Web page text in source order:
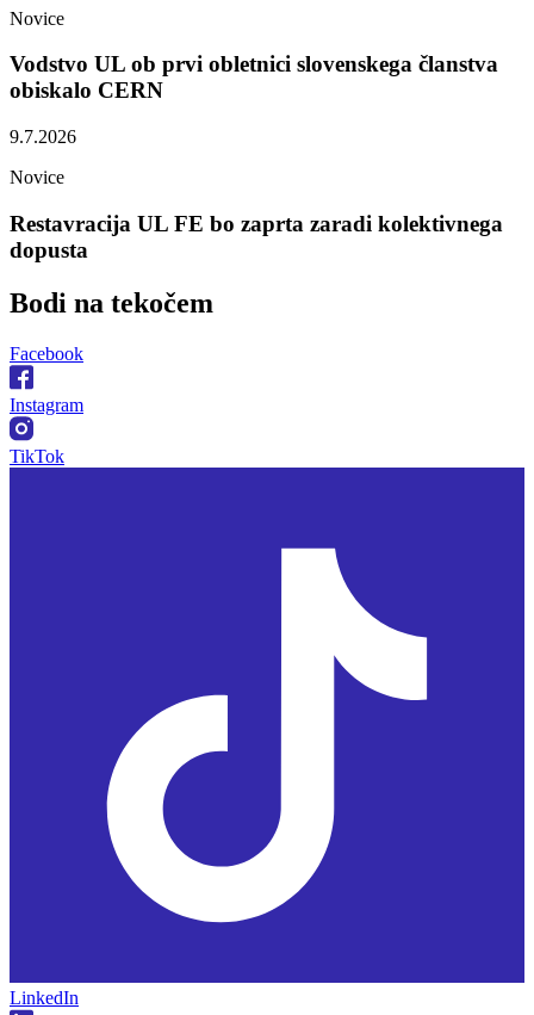
Novice
Vodstvo UL ob prvi obletnici slovenskega članstva
obiskalo CERN
9.7.2026
Novice
Restavracija UL FE bo zaprta zaradi kolektivnega
dopusta
Bodi na tekočem
Facebook
Instagram
TikTok
LinkedIn